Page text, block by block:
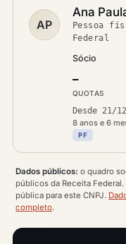
AP
Ana
Pessoa
Federal
Sócio
—
QUOTAS
Desde 21/
8 anos e 6
PF
Dados públicos: o quadro
públicos da Receita
pública para este CNPJ.
completo.